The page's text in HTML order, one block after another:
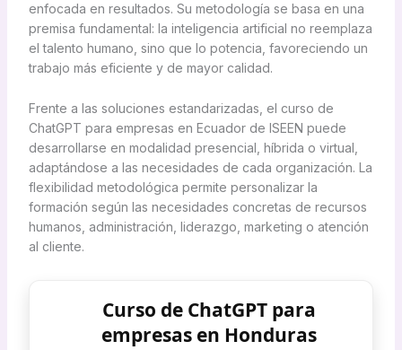
enfocada en resultados. Su metodología se basa en una
premisa fundamental: la inteligencia artificial no reemplaza
el talento humano, sino que lo potencia, favoreciendo un
trabajo más eficiente y de mayor calidad.
Frente a las soluciones estandarizadas, el curso de
ChatGPT para empresas en Ecuador de ISEEN puede
desarrollarse en modalidad presencial, híbrida o virtual,
adaptándose a las necesidades de cada organización. La
flexibilidad metodológica permite personalizar la
formación según las necesidades concretas de recursos
humanos, administración, liderazgo, marketing o atención
al cliente.
Curso de ChatGPT para
empresas en Honduras